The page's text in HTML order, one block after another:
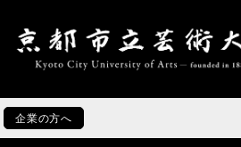
企業の方へ